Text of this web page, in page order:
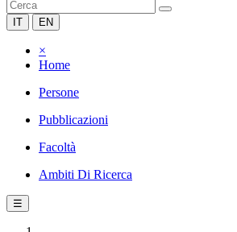
IT EN
×
Home
Persone
Pubblicazioni
Facoltà
Ambiti Di Ricerca
☰